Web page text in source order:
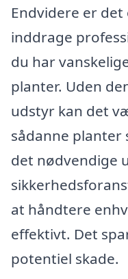
Endvidere er
inddrage
du har
planter. Uden
udstyr kan det
sådanne planter
det nødvendige
at håndtere
effektivt. Det
potentiel skade.